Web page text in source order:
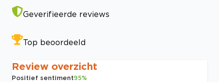
Geverifieerde reviews
Top beoordeeld
Review overzicht
Positief sentiment95%